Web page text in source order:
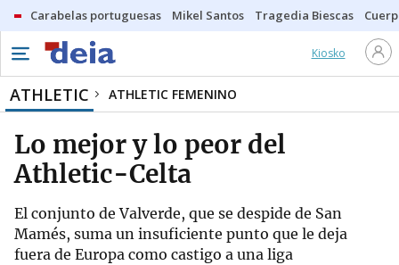
Carabelas portuguesas Mikel Santos Tragedia Biescas
Kiosko
ATHLETIC ATHLETIC FEMENINO
Lo mejor y lo peor del
Athletic-Celta
El conjunto de Valverde, que se despide de San
Mamés, suma un insuficiente punto que le deja
fuera de Europa como castigo a una liga